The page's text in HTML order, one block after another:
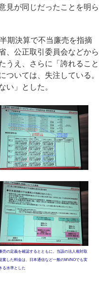
見が同じだったことを明ら
期決算で不当廉売を指摘
、公正取引委員会などから
うえ、さらに「誇れること
ついては、失注している。
い」とした。
売の定義を確認するとともに、当該の法人相対取
案した料金は、日本通信など一般のMVNOでも実
る水準とした